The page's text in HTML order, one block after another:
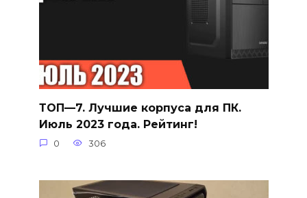
ТОП—7. Лучшие корпуса для ПК.
Июль 2023 года. Рейтинг!
0 306